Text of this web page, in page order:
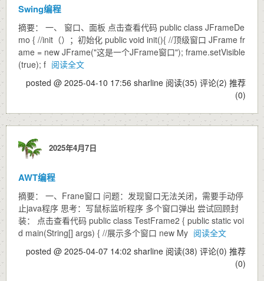
Swing编程
摘要： 一、 窗口、面板 点击查看代码 public class JFrameDe
mo { //init（）；初始化 public void init(){ //顶级窗口 JFrame fr
ame = new JFrame("这是一个JFrame窗口"); frame.setVisible
(true); f 阅读全文
posted @ 2025-04-10 17:56 sharline 阅读(35) 评论(2) 推荐
(0)
2025年4月7日
AWT编程
摘要： 一、Frane窗口 问题：发现窗口无法关闭，需要手动停
止java程序 思考：写鼠标监听程序 多个窗口弹出 尝试回顾封
装： 点击查看代码 public class TestFrame2 { public static voi
d main(String[] args) { //展示多个窗口 new My 阅读全文
posted @ 2025-04-07 14:02 sharline 阅读(38) 评论(0) 推荐
(0)